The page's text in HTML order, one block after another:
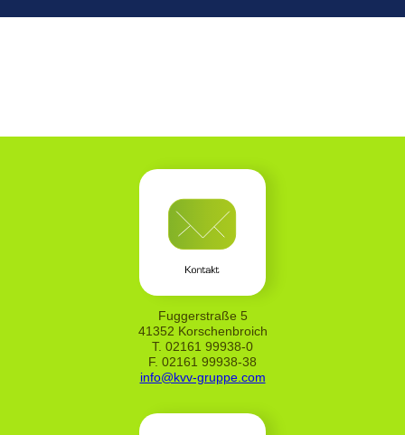
Fuggerstraße 5
41352 Korschenbroich
T. 02161 99938-0
F. 02161 99938-38
info@kvv-gruppe.com